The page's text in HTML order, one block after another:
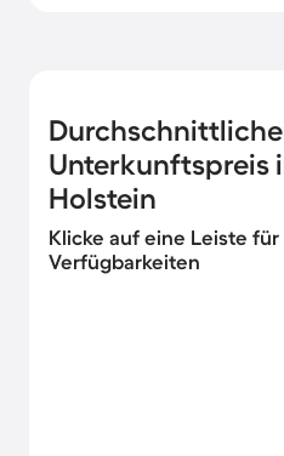
Unterkunftspreis
Holstein
Klicke auf eine Leiste
Verfügbarkeiten